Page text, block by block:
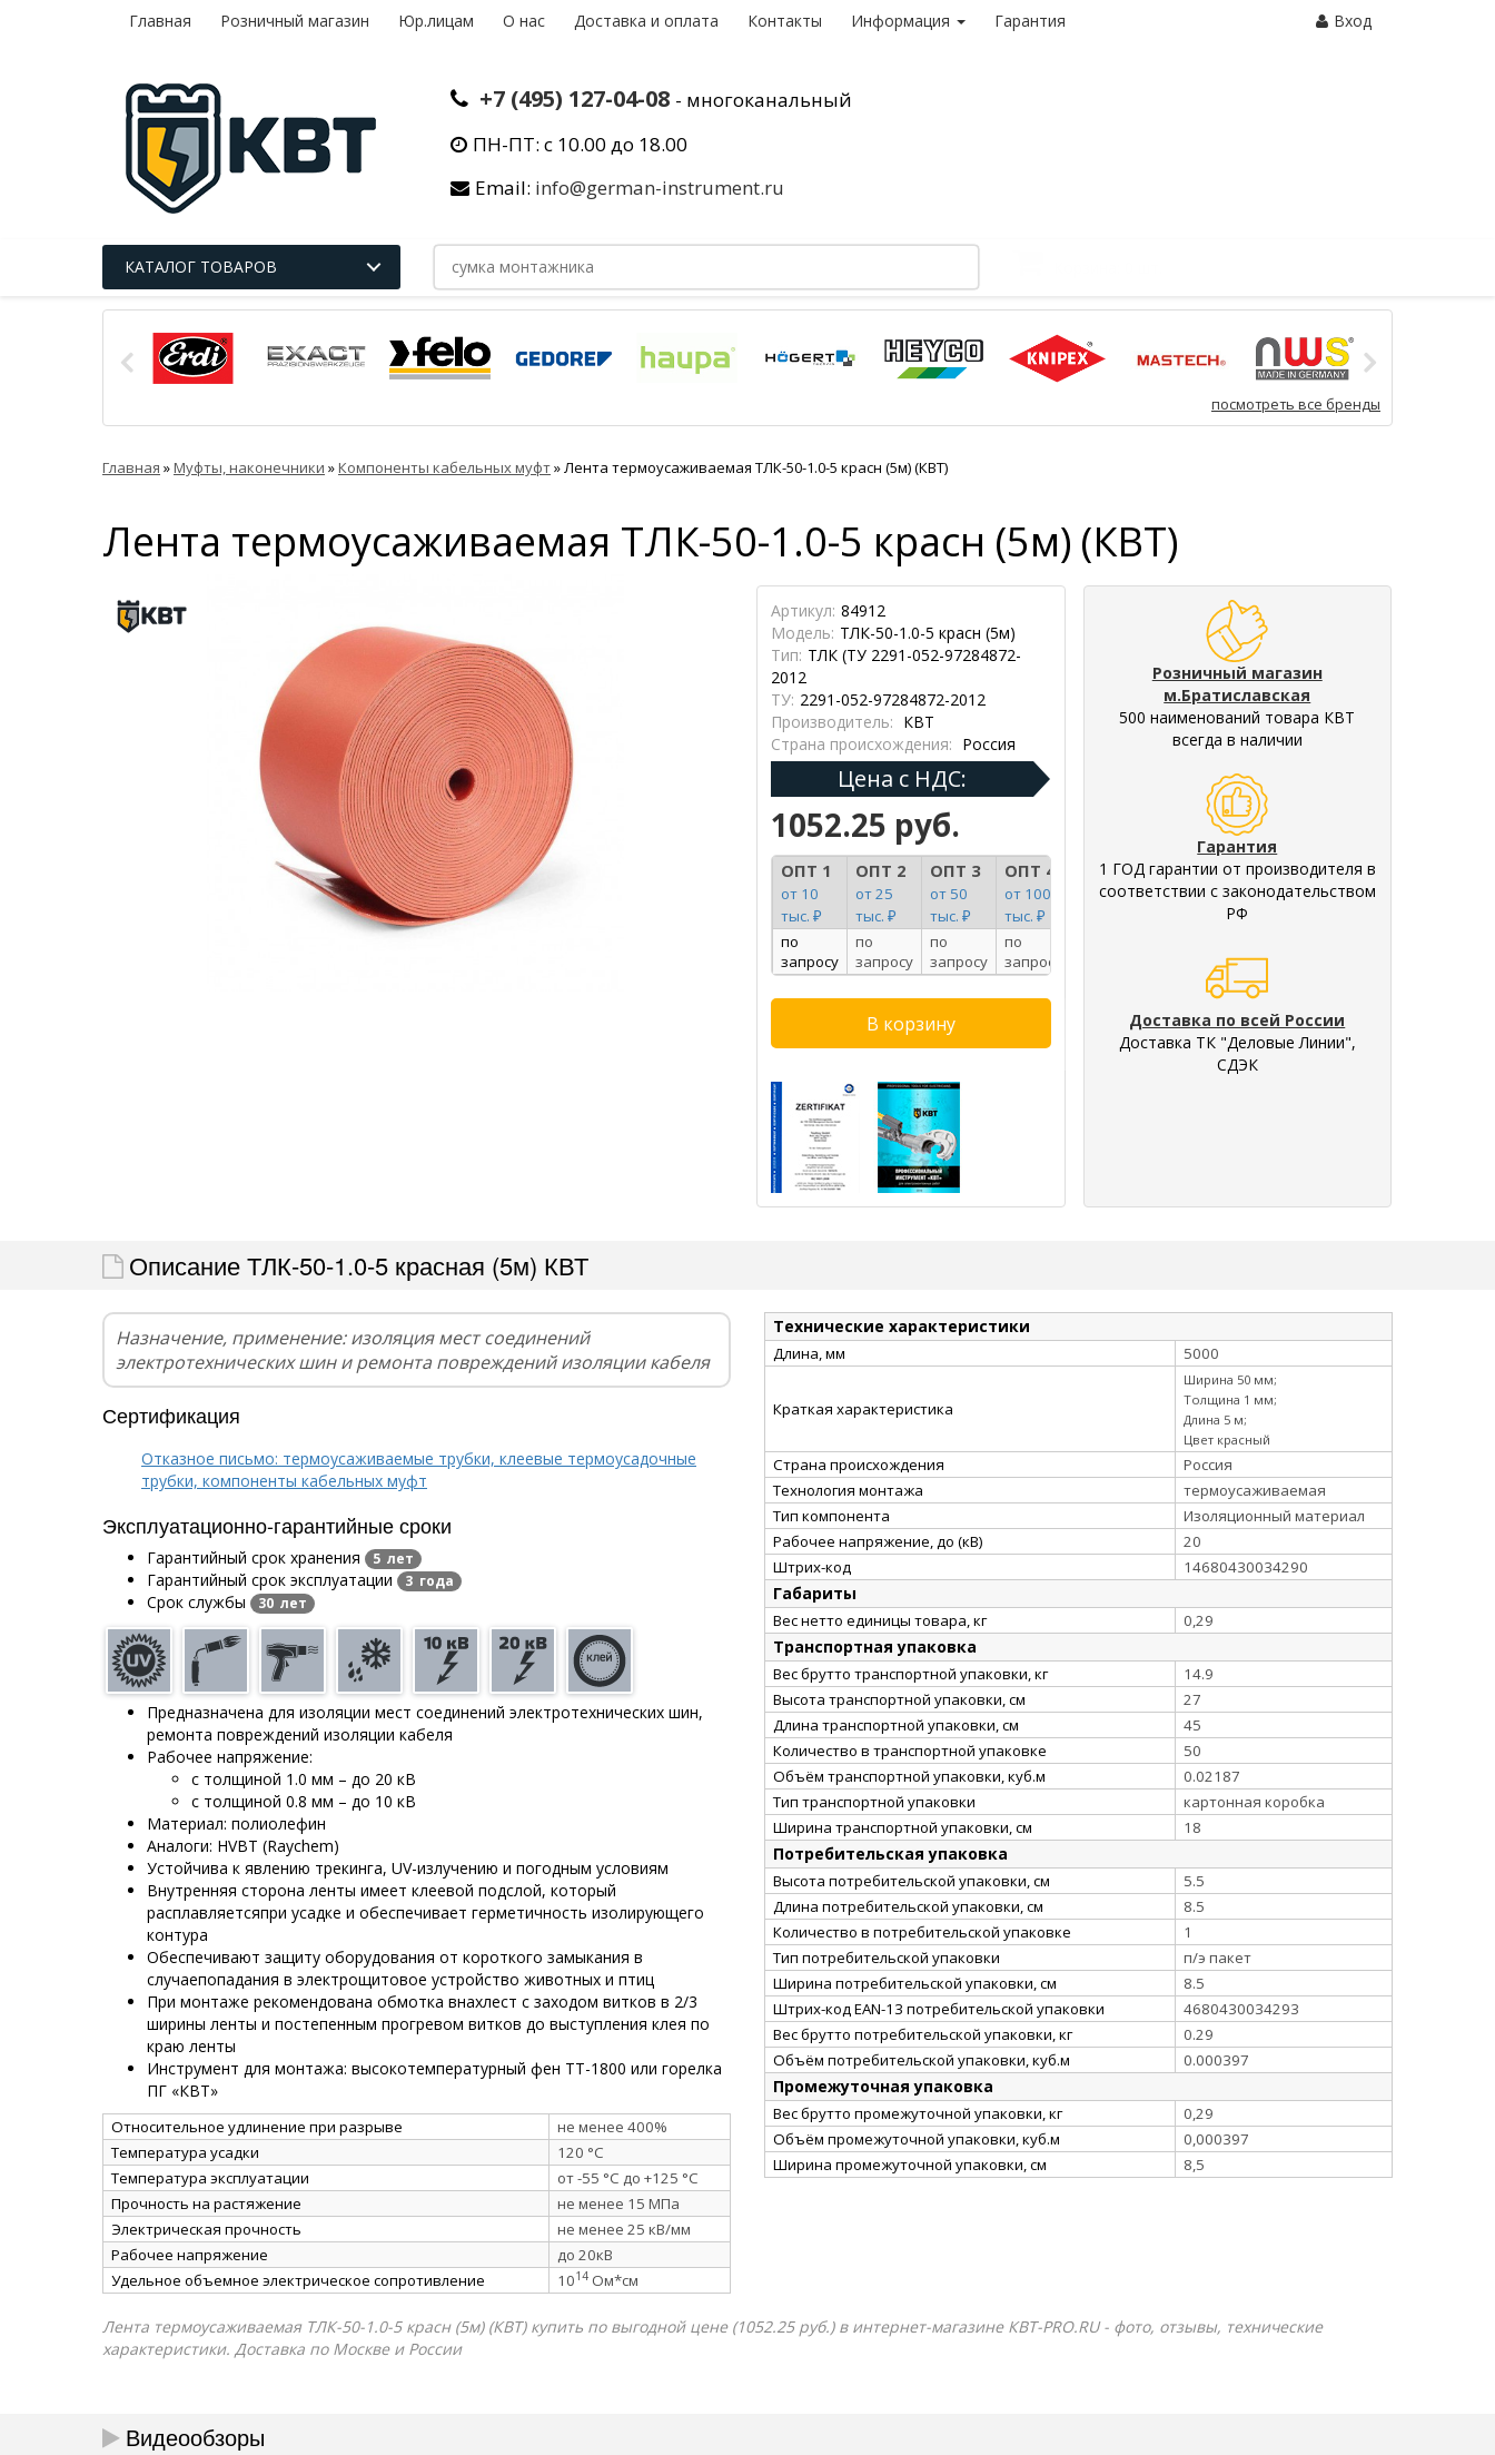
Главная Розничный магазин Юр.лицам О нас Доставка и оплата Контакты Информация Гарантия Вход
+7 (495) 127-04-08 - многоканальный
ПН-ПТ: с 10.00 до 18.00
Email: info@german-instrument.ru
КАТАЛОГ ТОВАРОВ
посмотреть все бренды
Главная »Муфты, наконечники »Компоненты кабельных муфт» Лента термоусаживаемая ТЛК-50-1.0-5 красн (5м) (КВТ)
Лента термоусаживаемая ТЛК-50-1.0-5 красн (5м) (КВТ)
Артикул: 84912
Модель: ТЛК-50-1.0-5 красн (5м)
Тип: ТЛК (ТУ 2291-052-97284872-
2012
ТУ: 2291-052-97284872-2012
Производитель: КВТ
Страна происхождения: Россия
Цена с НДС:
1052.25 руб.
ОПТ 1
от 10
тыс. ₽
ОПТ 2
от 25
тыс. ₽
ОПТ 3
от 50
тыс. ₽
ОПТ 4
от 100
тыс. ₽
по
запросу
по
запросу
по
запросу
по
запросу
Розничный магазин
м.Братиславская
500 наименований товара КВТ
всегда в наличии
Гарантия
1 ГОД гарантии от производителя в
соответствии с законодательством
РФ
Доставка по всей России
Доставка ТК "Деловые Линии",
СДЭК
Описание ТЛК-50-1.0-5 красная (5м) КВТ
Назначение, применение: изоляция мест соединений
электротехнических шин и ремонта повреждений изоляции кабеля
Сертификация
Отказное письмо: термоусаживаемые трубки, клеевые термоусадочные
трубки, компоненты кабельных муфт
Эксплуатационно-гарантийные сроки
Гарантийный срок хранения 5 лет
Гарантийный срок эксплуатации 3 года
Срок службы 30 лет
Предназначена для изоляции мест соединений электротехнических шин,
ремонта повреждений изоляции кабеля
Рабочее напряжение:
с толщиной 1.0 мм – до 20 кВ
с толщиной 0.8 мм – до 10 кВ
Материал: полиолефин
Аналоги: HVBT (Raychem)
Устойчива к явлению трекинга, UV-излучению и погодным условиям
Внутренняя сторона ленты имеет клеевой подслой, который
расплавляетсяпри усадке и обеспечивает герметичность изолирующего
контура
Обеспечивают защиту оборудования от короткого замыкания в
случаепопадания в электрощитовое устройство животных и птиц
При монтаже рекомендована обмотка внахлест с заходом витков в 2/3
ширины ленты и постепенным прогревом витков до выступления клея по
краю ленты
Инструмент для монтажа: высокотемпературный фен ТТ-1800 или горелка
ПГ «КВТ»
Относительное удлинение при разрыве
не менее 400%
Температура усадки
120 °C
Температура эксплуатации
от -55 °C до +125 °C
Прочность на растяжение
не менее 15 МПа
Электрическая прочность
не менее 25 кВ/мм
Рабочее напряжение
до 20кВ
Удельное объемное электрическое сопротивление
1014 Ом*см
Технические характеристики
Длина, мм 5000
Краткая характеристика
Ширина 50 мм;
Толщина 1 мм;
Длина 5 м;
Цвет красный
Страна происхождения
Россия
Технология монтажа
термоусаживаемая
Тип компонента
Изоляционный материал
Рабочее напряжение, до (кВ)
20
Штрих-код
14680430034290
Габариты
Вес нетто единицы товара, кг 0,29
Транспортная упаковка
Вес брутто транспортной упаковки, кг
14.9
Высота транспортной упаковки, см
27
Длина транспортной упаковки, см
45
Количество в транспортной упаковке
50
Объём транспортной упаковки, куб.м
0.02187
Тип транспортной упаковки
картонная коробка
Ширина транспортной упаковки, см
18
Потребительская упаковка
Высота потребительской упаковки, см
5.5
Длина потребительской упаковки, см
8.5
Количество в потребительской упаковке
1
Тип потребительской упаковки
п/э пакет
Ширина потребительской упаковки, см
8.5
Штрих-код EAN-13 потребительской упаковки
4680430034293
Вес брутто потребительской упаковки, кг
0.29
Объём потребительской упаковки, куб.м
0.000397
Промежуточная упаковка
Вес брутто промежуточной упаковки, кг
0,29
Объём промежуточной упаковки, куб.м
0,000397
Ширина промежуточной упаковки, см
8,5
Лента термоусаживаемая ТЛК-50-1.0-5 красн (5м) (КВТ) купить по выгодной цене (1052.25 руб.) в интернет-магазине КВТ-PRO.RU - фото, отзывы, технические
характеристики. Доставка по Москве и России
Видеообзоры